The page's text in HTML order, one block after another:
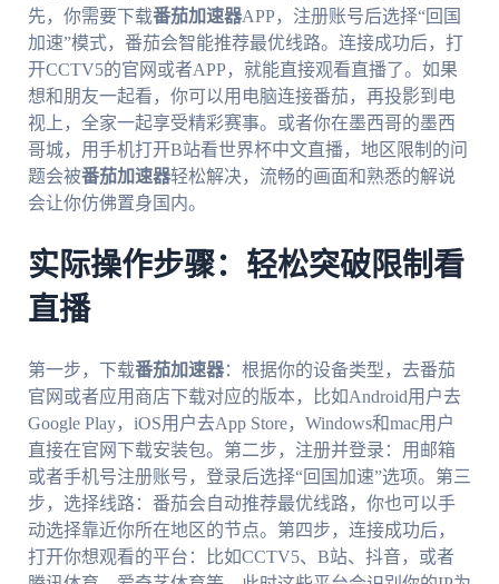
先，你需要下载番茄加速器APP，注册账号后选择“回国
加速”模式，番茄会智能推荐最优线路。连接成功后，打
开CCTV5的官网或者APP，就能直接观看直播了。如果
想和朋友一起看，你可以用电脑连接番茄，再投影到电
视上，全家一起享受精彩赛事。或者你在墨西哥的墨西
哥城，用手机打开B站看世界杯中文直播，地区限制的问
题会被番茄加速器轻松解决，流畅的画面和熟悉的解说
会让你仿佛置身国内。
实际操作步骤：轻松突破限制看
直播
第一步，下载番茄加速器：根据你的设备类型，去番茄
官网或者应用商店下载对应的版本，比如Android用户去
Google Play，iOS用户去App Store，Windows和mac用户
直接在官网下载安装包。第二步，注册并登录：用邮箱
或者手机号注册账号，登录后选择“回国加速”选项。第三
步，选择线路：番茄会自动推荐最优线路，你也可以手
动选择靠近你所在地区的节点。第四步，连接成功后，
打开你想观看的平台：比如CCTV5、B站、抖音，或者